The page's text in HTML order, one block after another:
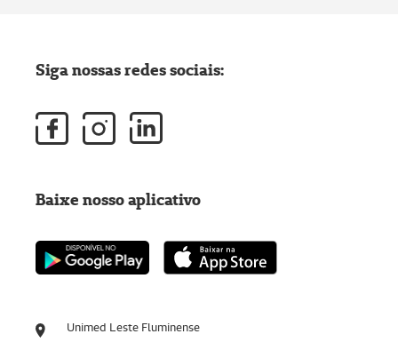
Unimed Leste Fluminense
Siga nossas redes sociais:
Baixe nosso aplicativo